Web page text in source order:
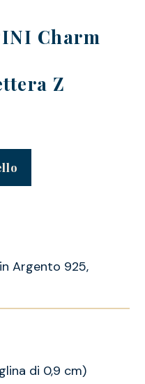
Charm
Z
in Argento 925,
di 0,9 cm)